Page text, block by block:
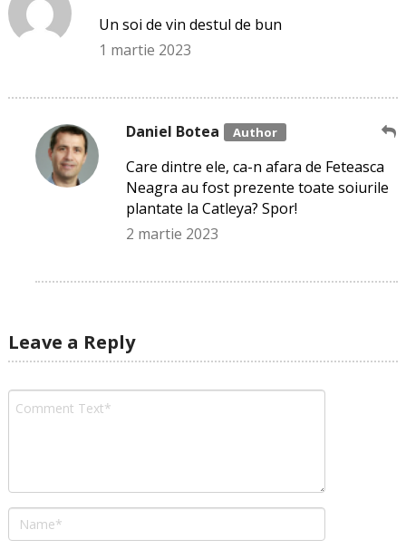
Un soi de vin destul de bun
1 martie 2023
Daniel Botea
Care dintre ele, ca-n afara de Feteasca
Neagra au fost prezente toate soiurile
plantate la Catleya? Spor!
2 martie 2023
Leave a Reply